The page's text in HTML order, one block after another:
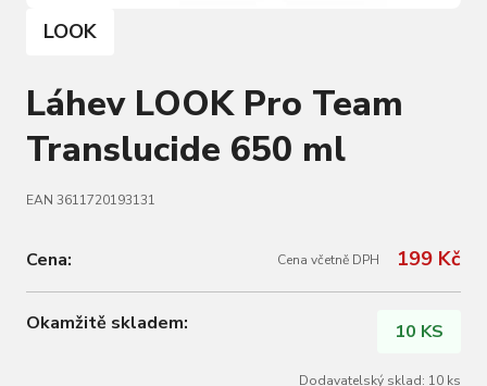
LOOK
Láhev LOOK Pro Team
Translucide 650 ml
EAN 3611720193131
Cena: Cena včetně DPH 199 Kč
Okamžitě skladem: 10 KS
Dodavatelský sklad: 10 ks